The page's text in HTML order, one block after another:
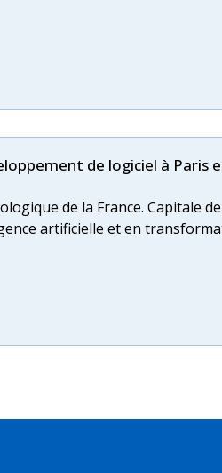
de logiciel à Paris
de la France. Capitale
artificielle et en